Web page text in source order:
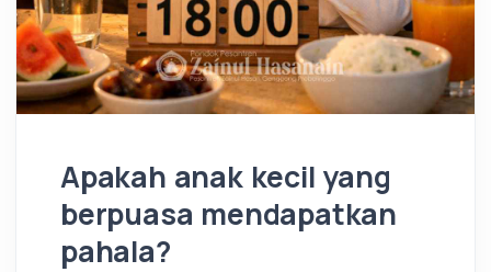
Apakah anak kecil yang
berpuasa mendapatkan
pahala?